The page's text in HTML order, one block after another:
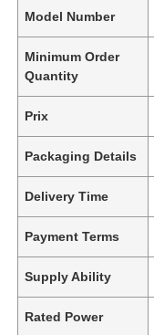
Model Number
Minimum Order
Quantity
Prix
Packaging Details
Delivery Time
Payment Terms
Supply Ability
Rated Power